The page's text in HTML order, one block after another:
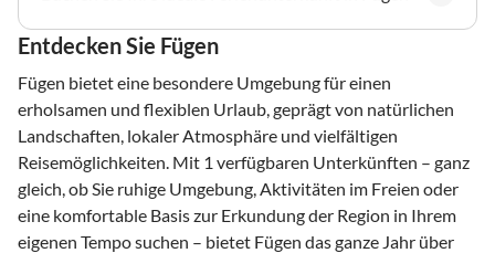
Entdecken Sie Fügen
Fügen bietet eine besondere Umgebung für einen
erholsamen und flexiblen Urlaub, geprägt von natürlichen
Landschaften, lokaler Atmosphäre und vielfältigen
Reisemöglichkeiten. Mit 1 verfügbaren Unterkünften – ganz
gleich, ob Sie ruhige Umgebung, Aktivitäten im Freien oder
eine komfortable Basis zur Erkundung der Region in Ihrem
eigenen Tempo suchen – bietet Fügen das ganze Jahr über